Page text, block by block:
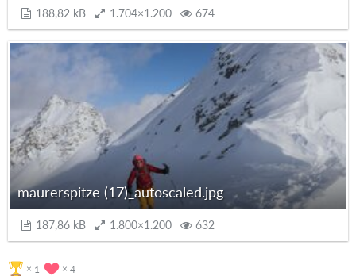
188,82 kB 1.704×1.200 674
maurerspitze (17)_autoscaled.jpg
187,86 kB 1.800×1.200 632
1 4